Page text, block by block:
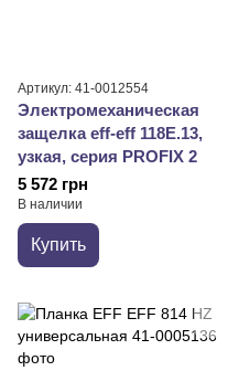
Артикул: 41-0012554
Электромеханическая
защелка eff-eff 118E.13,
узкая, серия PROFIX 2
5 572 грн
В наличии
Купить